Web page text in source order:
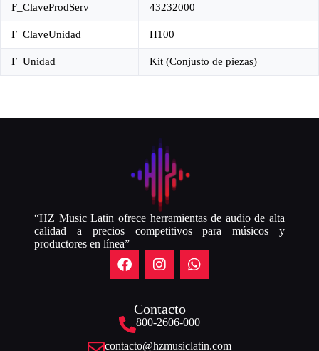
F_ClaveProdServ 43232000
F_ClaveUnidad H100
F_Unidad Kit (Conjusto de piezas)
“HZ Music Latin ofrece herramientas de audio de alta
calidad a precios competitivos para músicos y
productores en línea”
Contacto
800-2606-000
contacto@hzmusiclatin.com